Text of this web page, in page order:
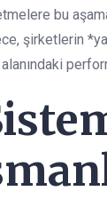
bu
şirketlerin